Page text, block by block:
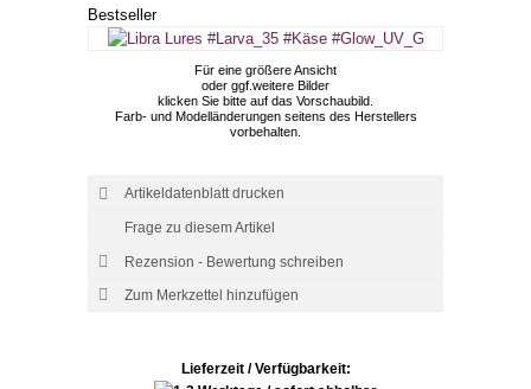
Bestseller
Für eine größere Ansicht
oder ggf.weitere Bilder
klicken Sie bitte auf das Vorschaubild.
Farb- und Modelländerungen seitens des Herstellers
vorbehalten.
Artikeldatenblatt drucken
Frage zu diesem Artikel
Rezension - Bewertung schreiben
Lieferzeit / Verfügbarkeit: